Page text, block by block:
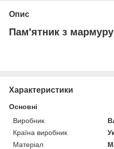
Опис
Пам'ятник з
Характеристики
Основні
Виробник
Країна виробник
Матеріал